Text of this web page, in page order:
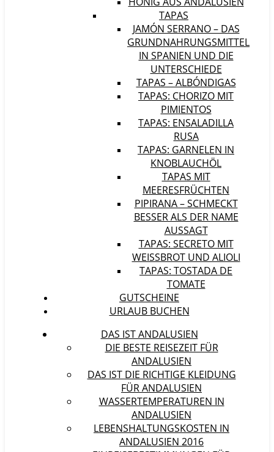
TAPAS
JAMÓN SERRANO – DAS
GRUNDNAHRUNGSMITTEL
IN SPANIEN UND DIE
UNTERSCHIEDE
TAPAS – ALBÓNDIGAS
TAPAS: CHORIZO MIT
PIMIENTOS
TAPAS: ENSALADILLA
RUSA
TAPAS: GARNELEN IN
KNOBLAUCHÖL
TAPAS MIT
MEERESFRÜCHTEN
PIPIRANA – SCHMECKT
BESSER ALS DER NAME
AUSSAGT
TAPAS: SECRETO MIT
WEISSBROT UND ALIOLI
TAPAS: TOSTADA DE
TOMATE
GUTSCHEINE
URLAUB BUCHEN
DAS IST ANDALUSIEN
DIE BESTE REISEZEIT FÜR
ANDALUSIEN
DAS IST DIE RICHTIGE KLEIDUNG
FÜR ANDALUSIEN
WASSERTEMPERATUREN IN
ANDALUSIEN
LEBENSHALTUNGSKOSTEN IN
ANDALUSIEN 2016